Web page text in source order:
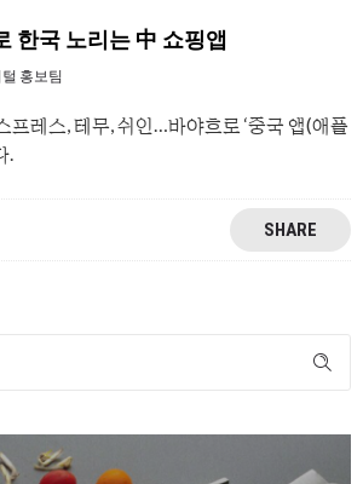
한국 노리는 中 쇼핑앱
홍보팀
프레스, 테무, 쉬인…바야흐로 ‘중국 앱(애플
.
SHARE